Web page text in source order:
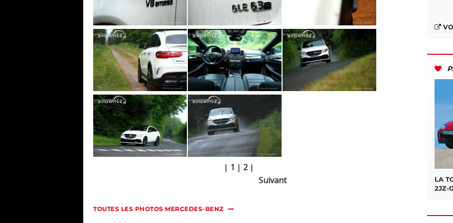
| 1 | 2 |
Suivant
TOUTES LES PHOTOS MERCEDES-BENZ
LA
2JZ-